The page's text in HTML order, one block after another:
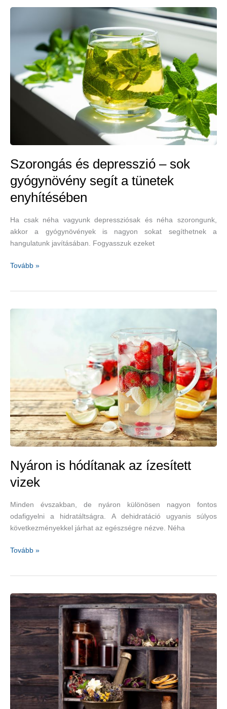
enyhítésére
Szorongás és depresszió – sok
gyógynövény segít a tünetek
enyhítésében
Ha csak néha vagyunk depressziósak és néha szorongunk,
akkor a gyógynövények is nagyon sokat segíthetnek a
hangulatunk javításában. Fogyasszuk ezeket
Szorongás
sok
Tovább »
Nyáron is hódítanak az ízesített
vizek
Minden évszakban, de nyáron különösen nagyon fontos
odafigyelni a hidratáltságra. A dehidratáció ugyanis súlyos
következményekkel járhat az egészségre nézve. Néha
Nyáron
ízesített
vizek
Tovább »